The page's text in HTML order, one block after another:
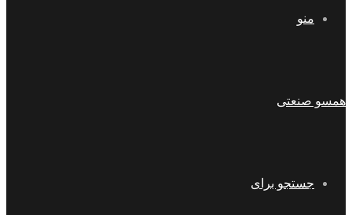
منو
همسو صنعتی
جستجو برای